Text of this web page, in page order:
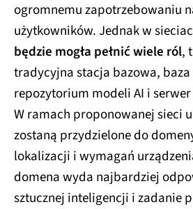
ogromnemu zapotrzebowaniu
użytkowników. Jednak w
będzie mogła pełnić wiele ról,
tradycyjna stacja bazowa,
repozytorium modeli AI i
W ramach proponowanej sieci
zostaną przydzielone do
lokalizacji i wymagań
domena wyda najbardziej
sztucznej inteligencji i zadanie